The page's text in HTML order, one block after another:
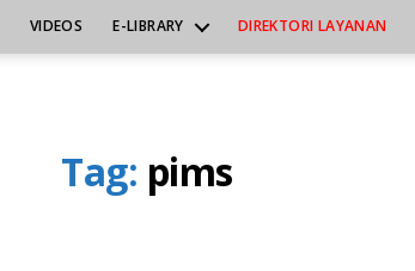
VIDEOS E-LIBRARY DIREKTORI LAYANAN
Tag: pims